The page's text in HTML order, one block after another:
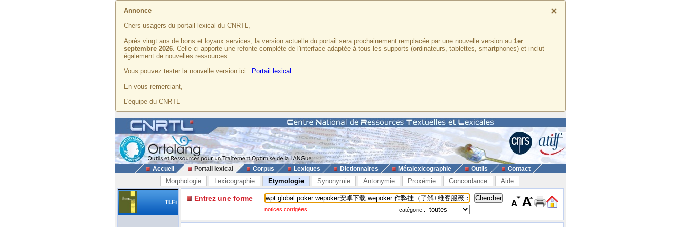
×
Annonce
Chers usagers du portail lexical du CNRTL,
Après vingt ans de bons et loyaux services, la version actuelle du portail sera prochainement remplacée par une nouvelle version au 1er
septembre 2026. Celle-ci apporte une refonte complète de l'interface adaptée à tous les supports (ordinateurs, tablettes, smartphones) et inclut
également de nouvelles ressources.
Vous pouvez tester la nouvelle version ici : Portail lexical
En vous remerciant,
L'équipe du CNRTL
Accueil Portail lexical Corpus Lexiques Dictionnaires Métalexicographie Outils Contact
Morphologie Lexicographie Etymologie Synonymie Antonymie Proxémie Concordance Aide
TLFi Entrez une forme
notices corrigées catégorie :